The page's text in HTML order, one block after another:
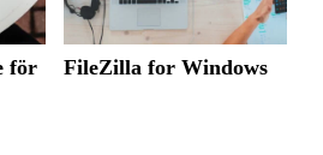
för
FileZilla for Windows